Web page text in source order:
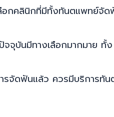
อกคลินิกที่มีทั้งทันตแพทย์จัด
จจุบันมีทางเลือกมากมาย ทั้
จัดฟันแล้ว ควรมีบริการทั